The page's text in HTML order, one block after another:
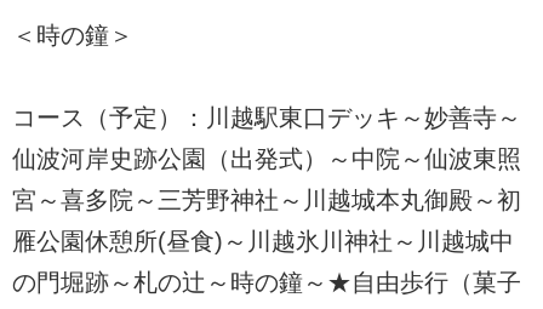
＜時の鐘＞
コース（予定）：川越駅東口デッキ～妙善寺～
仙波河岸史跡公園（出発式）～中院～仙波東照
宮～喜多院～三芳野神社～川越城本丸御殿～初
雁公園休憩所(昼食)～川越氷川神社～川越城中
の門堀跡～札の辻～時の鐘～★自由歩行（菓子